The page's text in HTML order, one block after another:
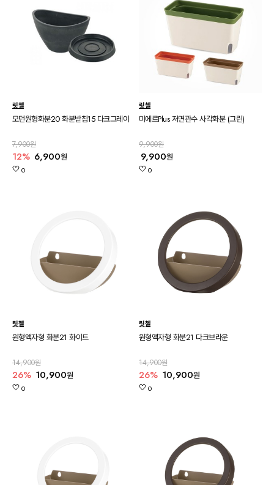
릿첼
모던원형화분20 화분받침15 다크그레이
7,900원
12% 6,900원
0
릿첼
미에르Plus 저면관수 사각화분 (그린)
9,900원
9,900원
0
릿첼
원형액자형 화분21 화이트
14,900원
26% 10,900원
0
릿첼
원형액자형 화분21 다크브라운
14,900원
26% 10,900원
0